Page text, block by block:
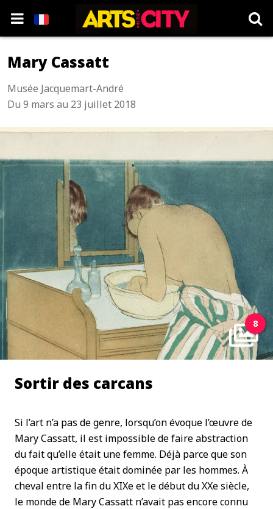
Mary Cassatt
Musée Jacquemart-André
Du 9 mars au 23 juillet 2018
8
Sortir des carcans
Si l’art n’a pas de genre, lorsqu’on évoque l’œuvre de
Mary Cassatt, il est impossible de faire abstraction
du fait qu’elle était une femme. Déjà parce que son
époque artistique était dominée par les hommes. À
cheval entre la fin du XIXe et le début du XXe siècle,
le monde de Mary Cassatt n’avait pas encore connu